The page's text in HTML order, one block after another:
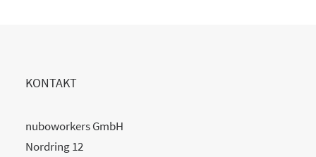
KONTAKT
nuboworkers GmbH
Nordring 12